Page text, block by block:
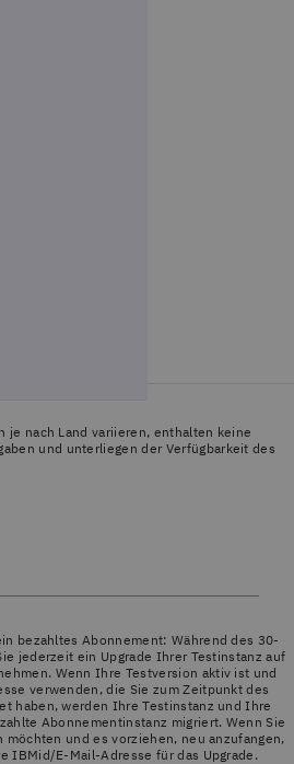
je nach Land variieren, enthalten keine
und unterliegen der Verfügbarkeit des
bezahltes Abonnement: Während des 30-
jederzeit ein Upgrade Ihrer Testinstanz auf
Wenn Ihre Testversion aktiv ist und
verwenden, die Sie zum Zeitpunkt des
haben, werden Ihre Testinstanz und Ihre
Abonnementinstanz migriert. Wenn Sie
und es vorziehen, neu anzufangen,
IBMid/E-Mail-Adresse für das Upgrade.